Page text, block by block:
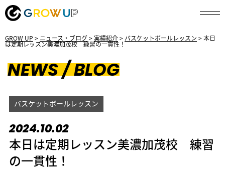
GROW UP > ニュース・ブログ>実績紹介> バスケットボールレッスン >本日
は定期レッスン美濃加茂校 練習の一貫性！
NEWS / BLOG
バスケットボールレッスン
2024.10.02
本日は定期レッスン美濃加茂校 練習
の一貫性！